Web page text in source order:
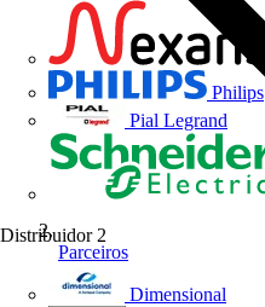
Philips
Pial Legrand
Distribuidor 2
Dimensional
Parceiros